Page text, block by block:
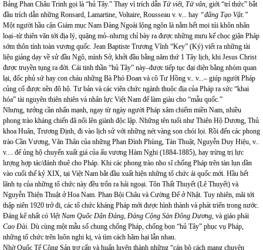
Bảng Phan Châu Trinh gọi là “hủ Tây.” Thay vì trích dẫn Tử viết, Tử vân, giới “trí thức” bắt
đầu trích dẫn những Ronsard, Lamartine, Voltaire, Rousseau v. v... hay “đấng Tạo Vật.”
Một người hầu cận Giám mục Nam Đàng Ngoài lộng ngôn là nắm hết mọi túi khôn nhân
loại–từ thiên văn tới địa lý, quặng mỏ–nhưng chỉ bày ra được những mưu kế chọc giận Pháp
sớm thôn tính toàn vương quốc. Jean Baptiste Trương Vĩnh “Key” (Ký) viết ra những tài
liệu giảng dạy về sử đầu Ngô, mình Sở, khởi đầu bằng năm thứ 1 Tây lịch, khi Jesus Christ
được truyền tụng ra đời. Cái tinh thần “hủ Tây” này–được tiếp tục đại diện bằng nhóm quan
lại, đốc phủ sứ hay con cháu những Bà Phó Đoan và cô Tư Hồng v.. v...– giúp người Pháp
củng cố được nền đô hộ. Tư bản và các viên chức ngành thuộc địa của Pháp ra sức “khai
hóa” tài nguyên thiên nhiên và nhân lực Việt Nam để làm giàu cho “mẫu quốc.”
Nhưng, tưởng cần nhấn mạnh, ngay từ ngày người Pháp xâm chiếm miền Nam, nhiều
phong trào kháng chiến đã nổi lên giành độc lập. Những tên tuổi như Thiên Hộ Dương, Thủ
khoa Huân, Trương Định, đi vào lịch sử với những nét vàng son chói lọi. Rồi đến các phong
trào Cần Vương, Văn Thân của những Phan Đình Phùng, Tán Thuật, Nguyễn Duy Hiệu, v..
v.... để ủng hộ chuyến xuất giá của ấu vương Hàm Nghi (1884-1885), hay trừng trị lực
lượng hợp tác/đánh thuê cho Pháp. Khi các phong trào nho sĩ chống Pháp trên tàn lụn dần
vào cuối thế kỷ XIX, tại ViệtNam bắt đầu xuất hiện những tổ chức ái quốc mới. Hầu hết
lãnh tụ của những tổ chức này đều trốn ra hải ngoại. Tôn Thất Thuyết (Lê Thuyết) và
Nguyễn Thiện Thuật ở Hoa Nam. Phan Bội Châu và Cường Để ở Nhật. Tuy nhiên, mãi tới
thập niên 1920 trở đi, các tổ chức kháng Pháp mới được hình thành và phát triển trong nước.
Đáng kể nhất có ViệtNam Quốc Dân Đảng, Đảng Cộng Sản Đông Dương, và giáo phái
Cao Đài. Dù cùng một mẫu số chung chống Pháp, chống bọn “hủ Tây” phục vụ Pháp,
những tổ chức trên luôn nghi kị, và tìm cách hãm hại lẫn nhau.
Nhờ Quốc Tế Cộng Sản trợ cấp và huấn luyện thành những “cán bộ cách mạng chuyên